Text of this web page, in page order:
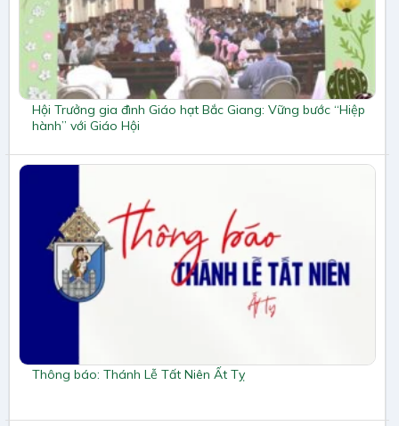
Hội Trưởng gia đình Giáo hạt Bắc Giang: Vững bước “Hiệp
hành” với Giáo Hội
Thông báo: Thánh Lễ Tất Niên Ất Tỵ